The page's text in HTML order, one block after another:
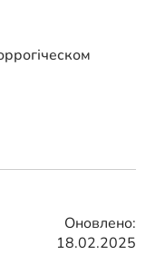
Оновлено:
18.02.2025